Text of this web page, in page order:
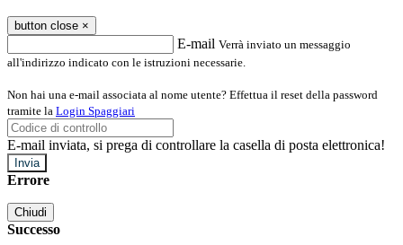
button close ×
E-mail Verrà inviato un messaggio
all'indirizzo indicato con le istruzioni necessarie.
Non hai una e-mail associata al nome utente? Effettua il reset della password
tramite la Login Spaggiari
E-mail inviata, si prega di controllare la casella di posta elettronica!
Errore
Chiudi
Successo